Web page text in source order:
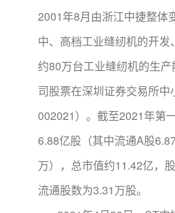
2001年8月由浙江中捷整体
中、高档工业缝纫机的开
约80万台工业缝纫机的生
司股票在深圳证券交易所
002021）。截至2021年第
6.88亿股（其中流通A股
万），总市值约11.42亿，
流通股数为3.31万股。